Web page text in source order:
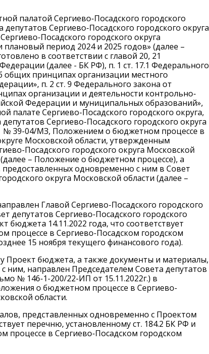
палатой Сергиево-Посадского городского
Сергиево-Посадского городского округа
Посадского городского округа
плановый период 2024 и 2025 годов» (далее –
в соответствии с главой 20, 21
(далее - БК РФ), п. 1 ст. 17.1 Федерального
общих принципах организации местного
п. 2 ст. 9 Федерального закона от
организации и деятельности контрольно-
Федерации и муниципальных образований»,
палате Сергиево-Посадского городского округа,
Сергиево-Посадского городского округа
№ 39-04/МЗ, Положением о бюджетном процессе в
Московской области, утвержденным
Посадского городского округа Московской
– Положение о бюджетном процессе), а
одновременно с ним в Совет
округа Московской области (далее –
Главой Сергиево-Посадского городского
депутатов Сергиево-Посадского городского
бюджета 14.11.2022 года, что соответствует
процессе в Сергиево-Посадском городском
15 ноября текущего финансового года).
Проект бюджета, а также документы и материалы,
ним, направлен Председателем Совета депутатов
№ 146-1-200/22-ИП от 15.11.2022г.) в
о бюджетном процессе в Сергиево-
области.
представленных одновременно с Проектом
перечню, установленному ст. 184.2 БК РФ и
процессе в Сергиево-Посадском городском